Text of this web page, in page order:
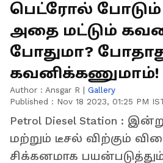
பெட்ரோல்
அதை மட்டும்
போதுமா?
கவனிக்கணுமாம்!
Author : Ansgar R | Gallery
Published : Nov 18 2023, 01:25 PM
Petrol Diesel Station :
மற்றும் டீசல் விற்கும்
சிக்கனமாக